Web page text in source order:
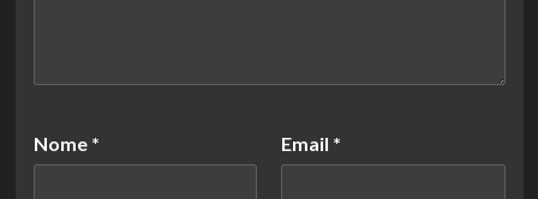
Nome * Email *